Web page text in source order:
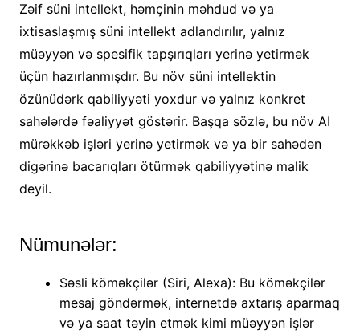
Zəif süni intellekt, həmçinin məhdud və ya
ixtisaslaşmış süni intellekt adlandırılır, yalnız
müəyyən və spesifik tapşırıqları yerinə yetirmək
üçün hazırlanmışdır. Bu növ süni intellektin
özünüdərk qabiliyyəti yoxdur və yalnız konkret
sahələrdə fəaliyyət göstərir. Başqa sözlə, bu növ AI
mürəkkəb işləri yerinə yetirmək və ya bir sahədən
digərinə bacarıqları ötürmək qabiliyyətinə malik
deyil.
Nümunələr:
Səsli köməkçilər (Siri, Alexa): Bu köməkçilər
mesaj göndərmək, internetdə axtarış aparmaq
və ya saat təyin etmək kimi müəyyən işlər